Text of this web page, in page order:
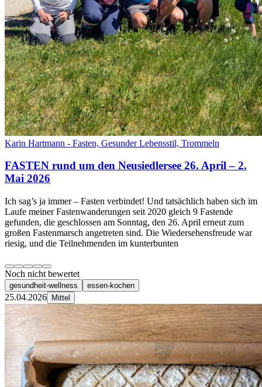
Karin Hartmann - Fasten, Gesunder Lebensstil, Trommeln
FASTEN rund um den Neusiedlersee 26. April – 2.
Mai 2026
Ich sag’s ja immer – Fasten verbindet! Und tatsächlich haben sich im
Laufe meiner Fastenwanderungen seit 2020 gleich 9 Fastende
gefunden, die geschlossen am Sonntag, den 26. April erneut zum
großen Fastenmarsch angetreten sind. Die Wiedersehensfreude war
riesig, und die Teilnehmenden im kunterbunten
Noch nicht bewertet
gesundheit-wellness essen-kochen
25.04.2026 Mittel